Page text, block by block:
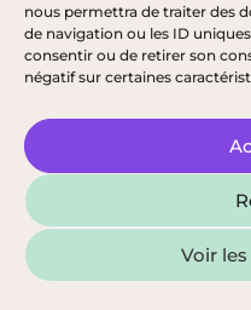
nous permettra de traiter des
de navigation ou les ID
consentir ou de retirer son
négatif sur certaines
Voir
Politique de confidentialité|
© 2026, Tous droits